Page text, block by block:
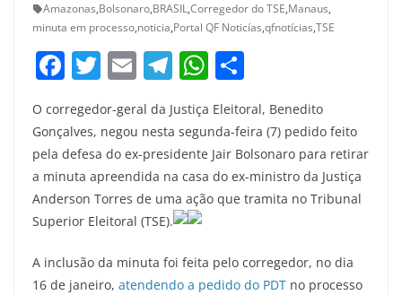
Amazonas,Bolsonaro,BRASIL,Corregedor do TSE,Manaus,
minuta em processo,noticia,Portal QF Noticías,qfnotícias,TSE
F
c
e
b
o
o
k
T
itt
er
E
m
ai
l
T
el
e
gr
a
m
W
h
at
s
A
p
h
ar
e
O corregedor-geral da Justiça Eleitoral, Benedito
Gonçalves, negou nesta segunda-feira (7) pedido feito
pela defesa do ex-presidente Jair Bolsonaro para retirar
a minuta apreendida na casa do ex-ministro da Justiça
Anderson Torres de uma ação que tramita no Tribunal
Superior Eleitoral (TSE).
A inclusão da minuta foi feita pelo corregedor, no dia
16 de janeiro, atendendo a pedido do PDT no processo